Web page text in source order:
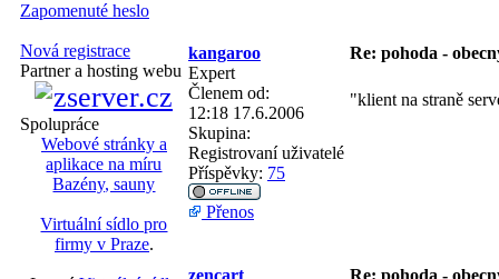
Zapomenuté heslo
Nová registrace
Partner a hosting webu
Spolupráce
Webové stránky a
aplikace na míru
Bazény, sauny
Virtuální sídlo pro
firmy v Praze.
kangaroo
Re: pohoda -
Expert
Členem od:
12:18 17.6.2006
Skupina:
Registrovaní uživatelé
Příspěvky: 75
"klient na straně
Přenos
zencart
Re: pohoda -